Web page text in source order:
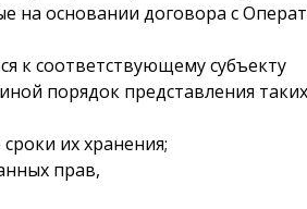
на основании договора с
к соответствующему субъекту
порядок представления
их хранения;
прав,